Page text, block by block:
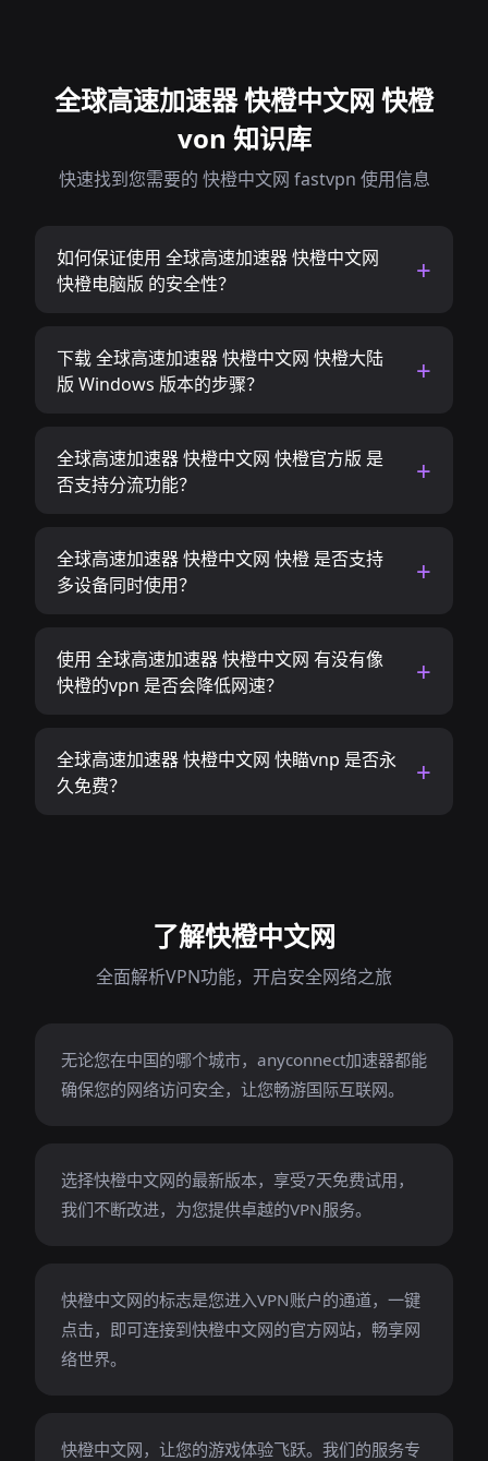
全球高速加速器 快橙中文网 快橙
von 知识库
快速找到您需要的 快橙中文网 fastvpn 使用信息
如何保证使用 全球高速加速器 快橙中文网
快橙电脑版 的安全性？
下载 全球高速加速器 快橙中文网 快橙大陆
版 Windows 版本的步骤？
全球高速加速器 快橙中文网 快橙官方版 是
否支持分流功能？
全球高速加速器 快橙中文网 快橙 是否支持
多设备同时使用？
使用 全球高速加速器 快橙中文网 有没有像
快橙的vpn 是否会降低网速？
全球高速加速器 快橙中文网 快瞄vnp 是否永
久免费？
了解快橙中文网
全面解析VPN功能，开启安全网络之旅
无论您在中国的哪个城市，anyconnect加速器都能
确保您的网络访问安全，让您畅游国际互联网。
选择快橙中文网的最新版本，享受7天免费试用，
我们不断改进，为您提供卓越的VPN服务。
快橙中文网的标志是您进入VPN账户的通道，一键
点击，即可连接到快橙中文网的官方网站，畅享网
络世界。
快橙中文网，让您的游戏体验飞跃。我们的服务专